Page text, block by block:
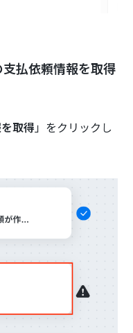
払依頼情報を取得
取得」をクリックし